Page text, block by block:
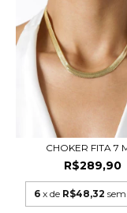
CHOKER FITA 7
R$289,90
6 x de R$48,32